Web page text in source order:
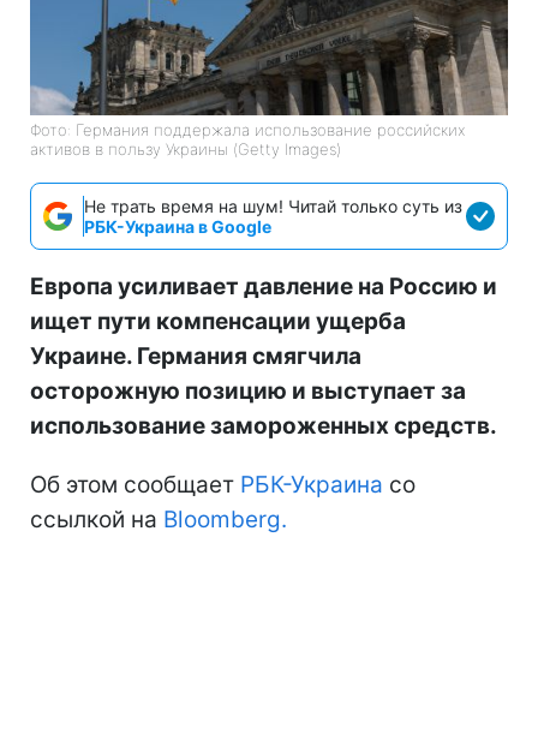
Фото: Германия поддержала использование российских
активов в пользу Украины (Getty Images)
Не трать время на шум! Читай только суть из
РБК-Украина в Google
Европа усиливает давление на Россию и
ищет пути компенсации ущерба
Украине. Германия смягчила
осторожную позицию и выступает за
использование замороженных средств.
Об этом сообщает РБК-Украина со
ссылкой на Bloomberg.